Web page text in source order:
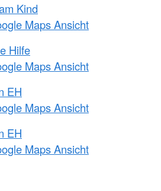
Kind
Maps Ansicht
Hilfe
Maps Ansicht
EH
Maps Ansicht
EH
Maps Ansicht